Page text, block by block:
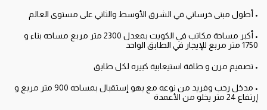
• أطول مبنى خرساني في الشرق الأوسط والثاني على مستوى العالم
• أكبر مساحة مكاتب في الكويت بمعدل 2300 متر مربع مساحه بناء و
1750 متر مربع للإيجار في الطابق الواحد
• تصميم مرن و طاقة استيعابية كبيره لكل طابق
• مدخل رحب وفريد من نوعه مع بهو إستقبال بمساحه 900 متر مربع و
إرتفاع 24 متر يخلو من الأعمدة